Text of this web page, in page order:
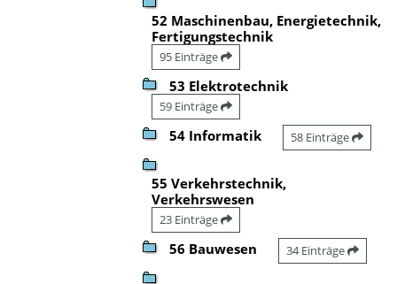
52 Maschinenbau, Energietechnik,
Fertigungstechnik
95 Einträge
53 Elektrotechnik
59 Einträge
54 Informatik 58 Einträge
55 Verkehrstechnik,
Verkehrswesen
23 Einträge
56 Bauwesen 34 Einträge